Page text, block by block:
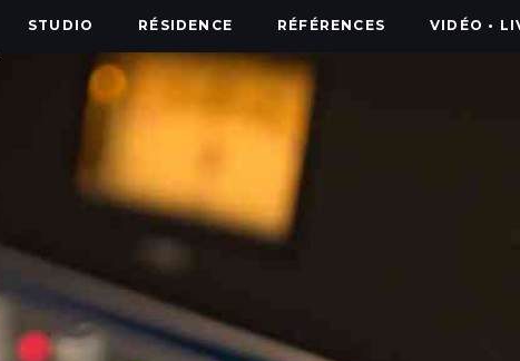
STUDIO RÉSIDENCE RÉFÉRENCES VIDÉO •